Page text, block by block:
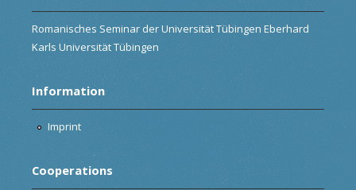
Romanisches Seminar der Universität Tübingen Eberhard
Karls Universität Tübingen
Information
Imprint
Cooperations